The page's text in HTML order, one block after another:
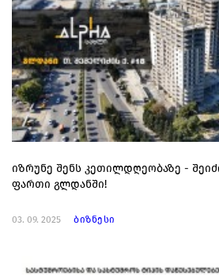
იზრუნე შენს კეთილდღეობაზე -
ფართი გლდანში!
03. 09. 2025 ბიზნესი